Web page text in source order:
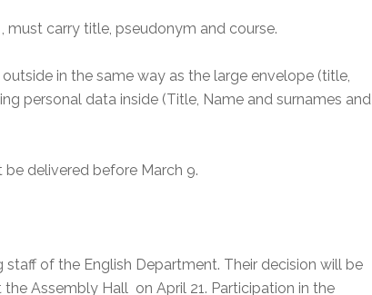
must carry title, pseudonym and course.
in the same way as the large envelope (title,
personal data inside (Title, Name and surnames and
be delivered before March 9.
of the English Department. Their decision will be
Assembly Hall on April 21. Participation in the